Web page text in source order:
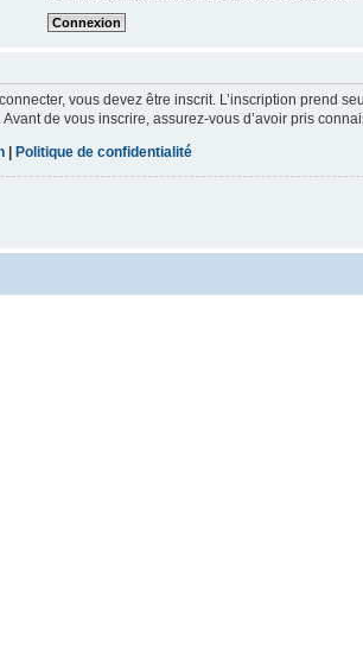
vous devez être inscrit. L’inscription prend
de vous inscrire, assurez-vous d’avoir pris
Politique de confidentialité